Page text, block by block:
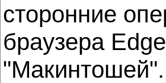
сторонние
браузера
"Макинтошей".